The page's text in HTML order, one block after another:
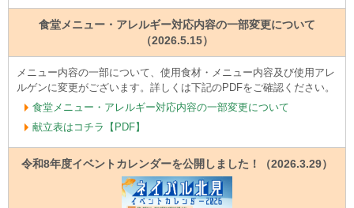
食堂メニュー・アレルギー対応内容の一部変更について
（2026.5.15）
メニュー内容の一部について、使用食材・メニュー内容及び使用アレ
ルゲンに変更がございます。詳しくは下記のPDFをご確認ください。
食堂メニュー・アレルギー対応内容の一部変更について
献立表はコチラ【PDF】
令和8年度イベントカレンダーを公開しました！（2026.3.29）